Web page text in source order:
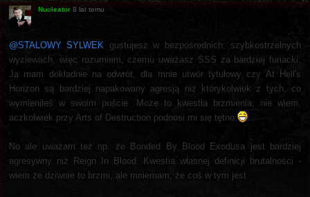
Nucleator 8 lat temu
@STALOWY SYLWEK gustujesz w bezpośrednich, szybkostrzelnych
wyziewach, więc rozumiem, czemu uważasz SSS za bardziej furiacki.
Ja mam dokładnie na odwrót, dla mnie utwór tytułowy czy At Hell's
Horizon są bardziej napakowany agresją niż którykolwiek z tych, co
wymieniłeś w swoim poście. Może to kwestia brzmienia, nie wiem,
aczkolwiek przy Arts of Destruction podnosi mi się tętno
No ale uważam też np. że Bonded By Blood Exodusa jest bardziej
agresywny niż Reign In Blood. Kwestia własnej definicji brutalności -
wiem że dziwnie to brzmi, ale mniemam, że coś w tym jest.